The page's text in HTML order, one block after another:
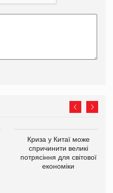
Криза у Китаї може
спричинити великі
потрясіння для світової
економіки